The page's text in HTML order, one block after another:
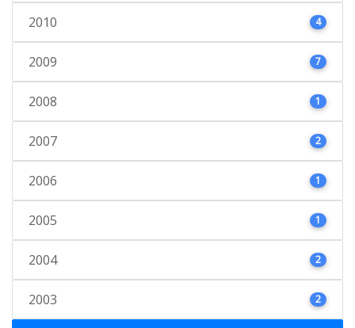
2010 4
2009 7
2008 1
2007 2
2006 1
2005 1
2004 2
2003 2